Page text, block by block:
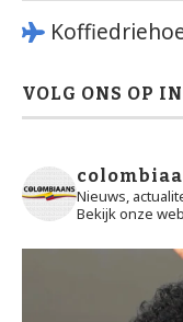
VOLG ONS OP
Nieuws,
Bekijk onze